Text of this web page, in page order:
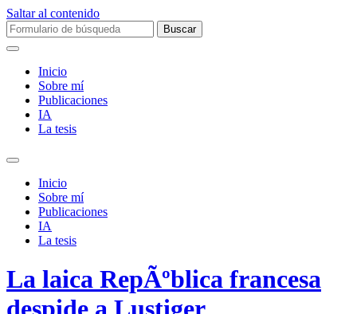
Saltar al contenido
Buscar:
Inicio
Sobre mí­
Publicaciones
IA
La tesis
Alternar
campo
búsqueda
Inicio
Sobre mí­
Publicaciones
IA
La tesis
La laica RepÃºblica francesa